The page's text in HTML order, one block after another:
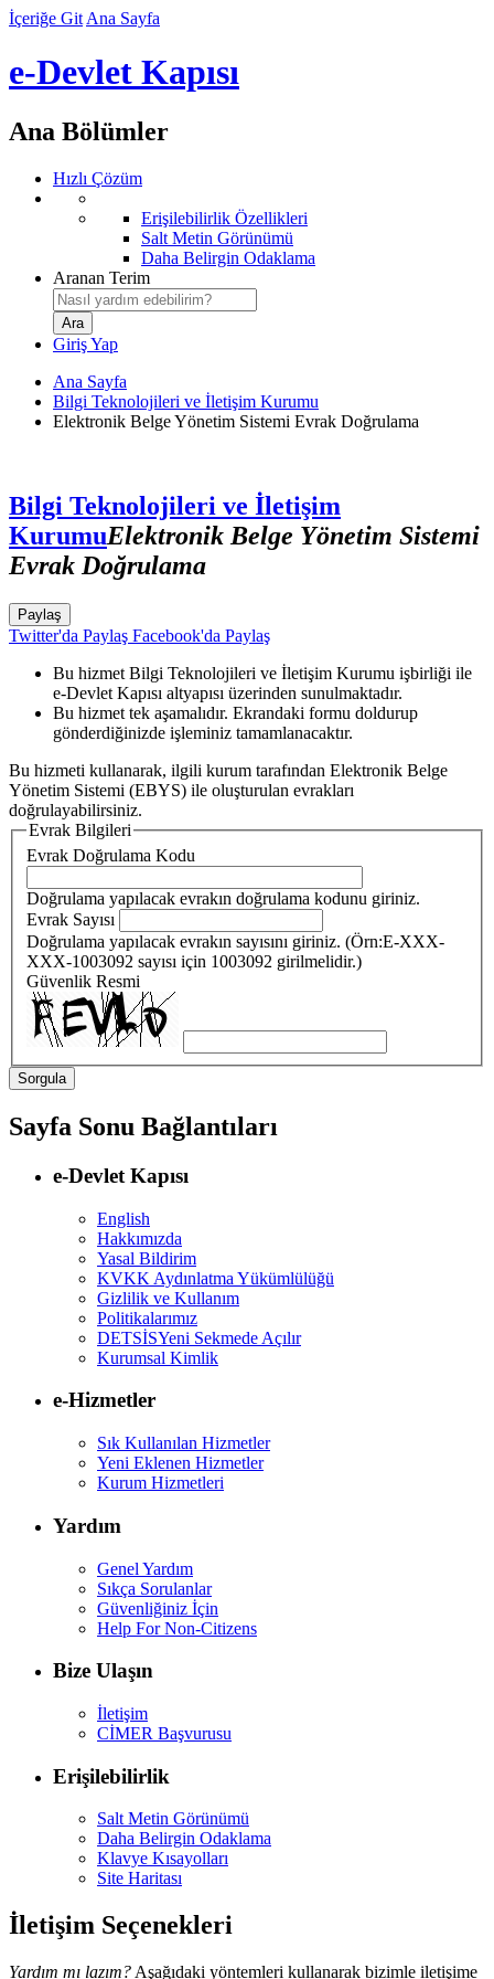
İçeriğe Git Ana Sayfa
e-Devlet Kapısı
Ana Bölümler
Hızlı Çözüm
Erişilebilirlik Özellikleri
Salt Metin Görünümü
Daha Belirgin Odaklama
Aranan Terim
Giriş Yap
Ana Sayfa
Bilgi Teknolojileri ve İletişim Kurumu
Elektronik Belge Yönetim Sistemi Evrak Doğrulama
Bilgi Teknolojileri ve İletişim
KurumuElektronik Belge Yönetim Sistemi
Evrak Doğrulama
Paylaş
Twitter'da Paylaş Facebook'da Paylaş
Bu hizmet Bilgi Teknolojileri ve İletişim Kurumu işbirliği ile
e-Devlet Kapısı altyapısı üzerinden sunulmaktadır.
Bu hizmet tek aşamalıdır. Ekrandaki formu doldurup
gönderdiğinizde işleminiz tamamlanacaktır.
Bu hizmeti kullanarak, ilgili kurum tarafından Elektronik Belge
Yönetim Sistemi (EBYS) ile oluşturulan evrakları
doğrulayabilirsiniz.
Evrak Bilgileri
Evrak Doğrulama Kodu
Doğrulama yapılacak evrakın doğrulama kodunu giriniz.
Evrak Sayısı
Doğrulama yapılacak evrakın sayısını giriniz. (Örn:E-XXX-
XXX-1003092 sayısı için 1003092 girilmelidir.)
Güvenlik Resmi
Sayfa Sonu Bağlantıları
e-Devlet Kapısı
English
Hakkımızda
Yasal Bildirim
KVKK Aydınlatma Yükümlülüğü
Gizlilik ve Kullanım
Politikalarımız
DETSİSYeni Sekmede Açılır
Kurumsal Kimlik
e-Hizmetler
Sık Kullanılan Hizmetler
Yeni Eklenen Hizmetler
Kurum Hizmetleri
Yardım
Genel Yardım
Sıkça Sorulanlar
Güvenliğiniz İçin
Help For Non-Citizens
Bize Ulaşın
İletişim
CİMER Başvurusu
Erişilebilirlik
Salt Metin Görünümü
Daha Belirgin Odaklama
Klavye Kısayolları
Site Haritası
İletişim Seçenekleri
Yardım mı lazım? Aşağıdaki yöntemleri kullanarak bizimle iletişime